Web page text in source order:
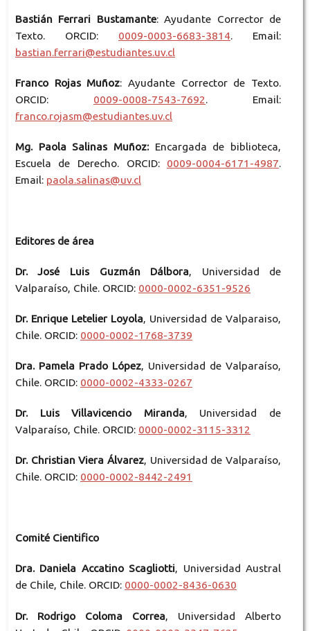
Bastián Ferrari Bustamante: Ayudante Corrector de
Texto. ORCID: 0009-0003-6683-3814. Email:
bastian.ferrari@estudiantes.uv.cl
Franco Rojas Muñoz: Ayudante Corrector de Texto.
ORCID: 0009-0008-7543-7692. Email:
franco.rojasm@estudiantes.uv.cl
Mg. Paola Salinas Muñoz: Encargada de biblioteca,
Escuela de Derecho. ORCID: 0009-0004-6171-4987.
Email: paola.salinas@uv.cl
Editores de área
Dr. José Luis Guzmán Dálbora, Universidad de
Valparaíso, Chile. ORCID: 0000-0002-6351-9526
Dr. Enrique Letelier Loyola, Universidad de Valparaiso,
Chile. ORCID: 0000-0002-1768-3739
Dra. Pamela Prado López, Universidad de Valparaíso,
Chile. ORCID: 0000-0002-4333-0267
Dr. Luis Villavicencio Miranda, Universidad de
Valparaíso, Chile. ORCID: 0000-0002-3115-3312
Dr. Christian Viera Álvarez, Universidad de Valparaíso,
Chile. ORCID: 0000-0002-8442-2491
Comité Cientifico
Dra. Daniela Accatino Scagliotti, Universidad Austral
de Chile, Chile. ORCID: 0000-0002-8436-0630
Dr. Rodrigo Coloma Correa, Universidad Alberto